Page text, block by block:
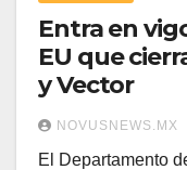
Entra en
EU que
y Vector
NOVUSNEWS.MX
El Departamento